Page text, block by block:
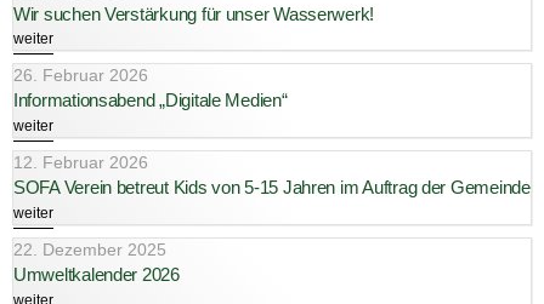
Wir suchen Verstärkung für unser Wasserwerk!
weiter
26. Februar 2026
Informationsabend „Digitale Medien“
weiter
12. Februar 2026
SOFA Verein betreut Kids von 5-15 Jahren im Auftrag der Gemeinde
weiter
22. Dezember 2025
Umweltkalender 2026
weiter